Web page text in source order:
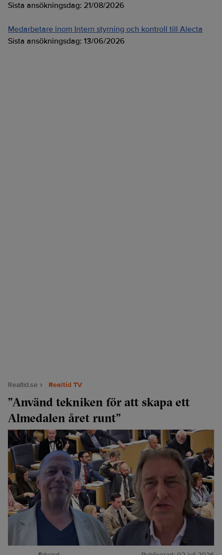
Sista ansökningsdag: 21/08/2026
Medarbetare inom Intern styrning och kontroll till Alecta
Sista ansökningsdag: 13/06/2026
Realtid.se Realtid TV
”Använd tekniken för att skapa ett
Almedalen året runt”